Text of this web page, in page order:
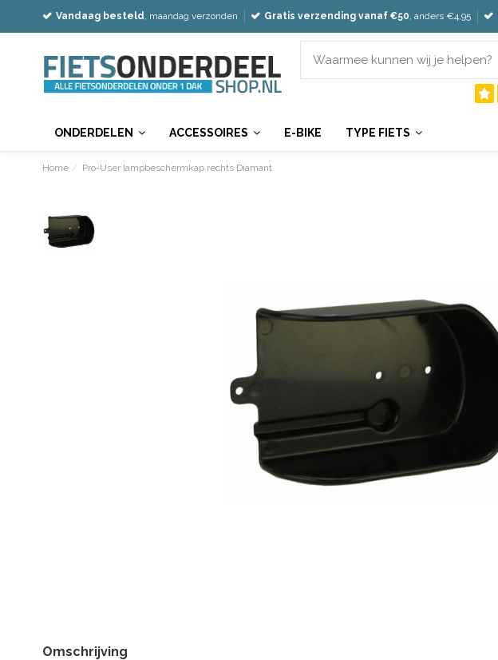
Vandaag besteld, maandag verzonden Gratis verzending vanaf €50, anders €4,95
ONDERDELEN ACCESSOIRES E-BIKE TYPE FIETS
Home Pro-User lampbeschermkap rechts Diamant
Omschrijving